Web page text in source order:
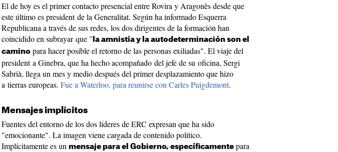
El de hoy es el primer contacto presencial entre Rovira y Aragonès desde que
este último es president de la Generalitat. Según ha informado Esquerra
Republicana a través de sus redes, los dos dirigentes de la formación han
coincidido en subrayar que " la amnistía y la autodeterminación son el
camino para hacer posible el retorno de las personas exiliadas". El viaje del
president a Ginebra, que ha hecho acompañado del jefe de su oficina, Sergi
Sabrià, llega un mes y medio después del primer desplazamiento que hizo
a tierras europeas. Fue a Waterloo, para reunirse con Carles Puigdemont.
Mensajes implícitos
Fuentes del entorno de los dos líderes de ERC expresan que ha sido
"emocionante". La imagen viene cargada de contenido político.
Implícitamente es un mensaje para el Gobierno, específicamente para